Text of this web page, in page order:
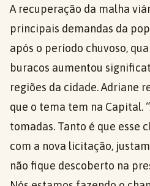
A recuperação da malha
principais demandas da
após o período chuvoso,
buracos aumentou
regiões da cidade. Adriane
que o tema tem na Capital.
tomadas. Tanto é que esse
com a nova licitação,
não fique descoberto na